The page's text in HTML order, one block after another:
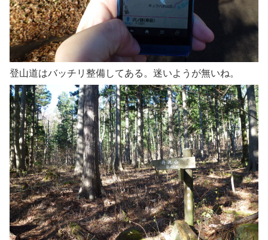
登山道はバッチリ整備してある。迷いようが無いね。